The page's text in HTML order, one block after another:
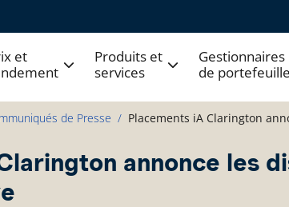
et
Produits et
services
Gestionnaires
de portefeuille
de Presse Placements iA Clarington
annonce les